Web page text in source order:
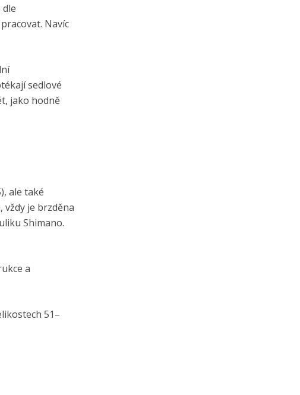
Navíc
sedlové
jako hodně
ale také
vždy je brzděna
Shimano.
a
51–